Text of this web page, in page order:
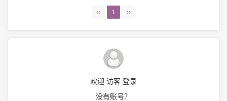
‹‹ 1 ››
欢迎 访客 登录
没有账号？